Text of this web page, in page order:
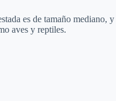
es de tamaño mediano, y
aves y reptiles.